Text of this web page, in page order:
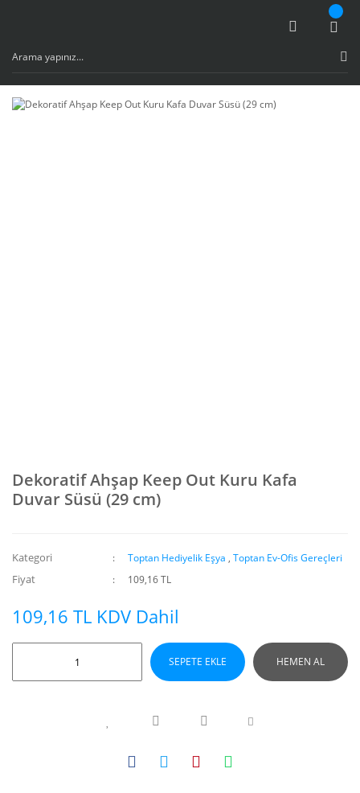
Dekoratif Ahşap Keep Out Kuru Kafa
Duvar Süsü (29 cm)
Kategori Toptan Hediyelik Eşya ,Toptan Ev-Ofis Gereçleri
Fiyat 109,16 TL
109,16 TL KDV Dahil
SEPETE EKLE HEMEN AL